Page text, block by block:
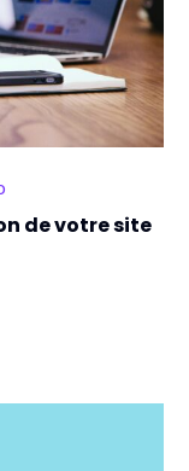
de votre site